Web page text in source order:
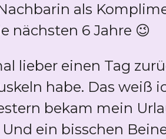
als
nächsten 6 Jahre 😉
lieber einen Tag
habe. Das weiß
bekam mein
ein bisschen